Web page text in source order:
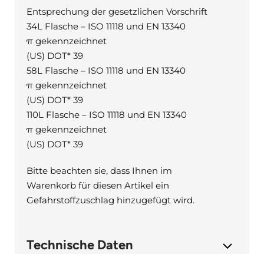
Entsprechung der gesetzlichen Vorschrift
34L Flasche – ISO 11118 und EN 13340
π gekennzeichnet
(US) DOT* 39
58L Flasche – ISO 11118 und EN 13340
π gekennzeichnet
(US) DOT* 39
110L Flasche – ISO 11118 und EN 13340
π gekennzeichnet
(US) DOT* 39
Bitte beachten sie, dass Ihnen im
Warenkorb für diesen Artikel ein
Gefahrstoffzuschlag hinzugefügt wird.
Technische Daten